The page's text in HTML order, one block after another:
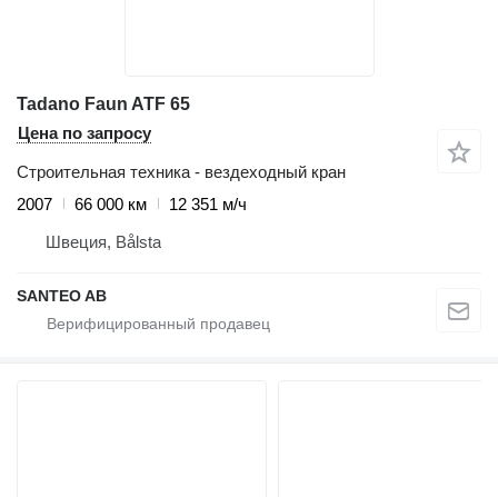
Tadano Faun ATF 65
Цена по запросу
Строительная техника - вездеходный кран
2007
66 000 км
12 351 м/ч
Швеция, Bålsta
SANTEO AB